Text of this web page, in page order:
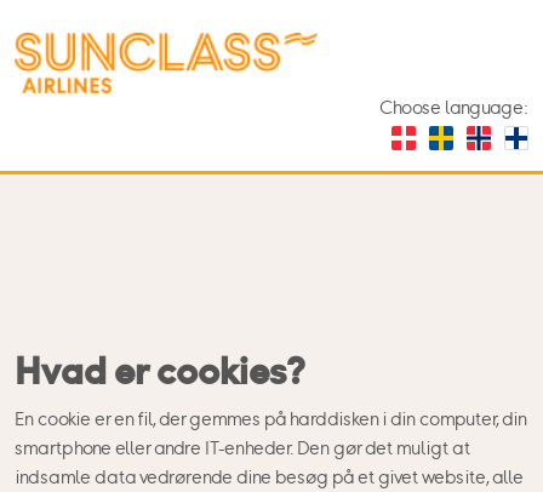
Choose language:
Hvad er cookies?
En cookie er en fil, der gemmes på harddisken i din computer, din
smartphone eller andre IT-enheder. Den gør det muligt at
indsamle data vedrørende dine besøg på et givet website, alle